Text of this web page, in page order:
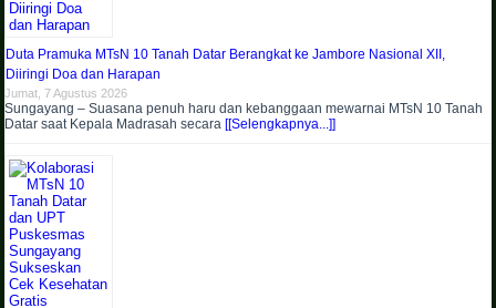
Duta Pramuka MTsN 10 Tanah Datar Berangkat ke Jambore Nasional XII,
Diiringi Doa dan Harapan
Jumat, 7 Agustus 2026
Sungayang – Suasana penuh haru dan kebanggaan mewarnai MTsN 10 Tanah
Datar saat Kepala Madrasah secara [[Selengkapnya...]]